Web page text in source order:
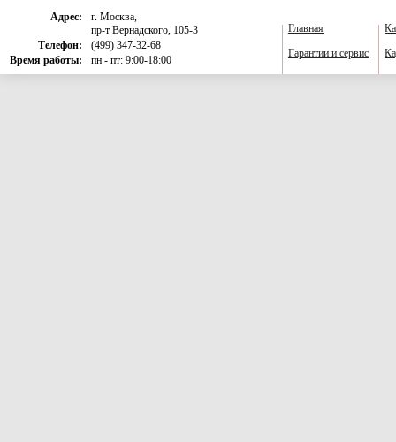
Адрес:
г. Москва,
пр-т Вернадского, 105-3
Телефон:
(499) 347-32-68
Время работы:
пн - пт: 9:00-18:00
Главная
Гарантии и сервис